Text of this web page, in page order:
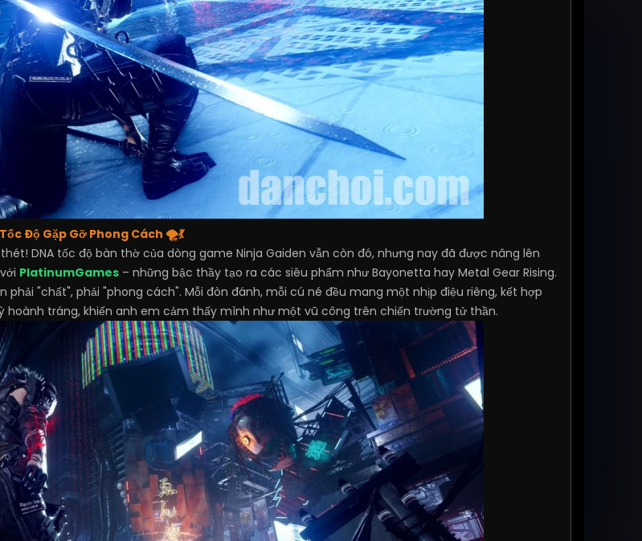
Độ Gặp Gỡ Phong Cách 🌪️💃
DNA tốc độ bàn thờ của dòng game Ninja Gaiden vẫn còn đó, nhưng nay đã được nâng lên
PlatinumGames – những bậc thầy tạo ra các siêu phẩm như Bayonetta hay Metal Gear Rising.
phải "chất", phải "phong cách". Mỗi đòn đánh, mỗi cú né đều mang một nhịp điệu riêng, kết hợp
hoành tráng, khiến anh em cảm thấy mình như một vũ công trên chiến trường tử thần.